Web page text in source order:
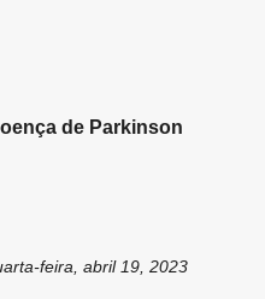
de Parkinson
feira, abril 19, 2023